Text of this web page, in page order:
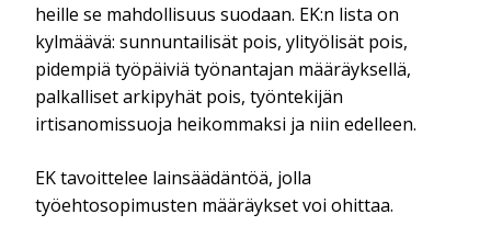
heille se mahdollisuus suodaan. EK:n lista on
kylmäävä: sunnuntailisät pois, ylityölisät pois,
pidempiä työpäiviä työnantajan määräyksellä,
palkalliset arkipyhät pois, työntekijän
irtisanomissuoja heikommaksi ja niin edelleen.
EK tavoittelee lainsäädäntöä, jolla
työehtosopimusten määräykset voi ohittaa.